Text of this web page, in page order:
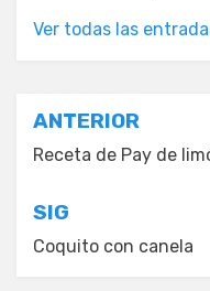
Ver todas las
Navegación
de
entradas
ANTERIOR
Receta de Pay de
SIG
Coquito con canela